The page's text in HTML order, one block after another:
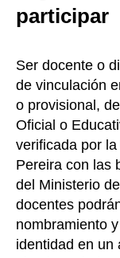
participar
Ser docente o
de vinculación
o provisional,
Oficial o
verificada por
Pereira con las
del Ministerio
docentes
nombramiento
identidad en un